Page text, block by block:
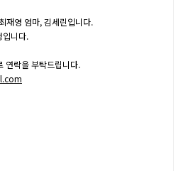
재영 엄마, 김세린입니다.
입니다.
연락을 부탁드립니다.